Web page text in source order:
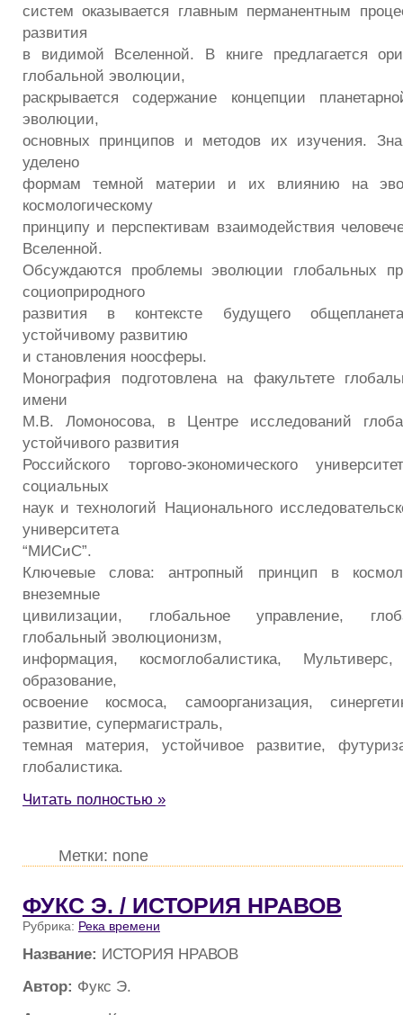
систем оказывается главным перманентным
развития
в видимой Вселенной. В книге предлагается
глобальной эволюции,
раскрывается содержание концепции
эволюции,
основных принципов и методов их изучения.
уделено
формам темной материи и их влиянию на
космологическому
принципу и перспективам взаимодействия
Вселенной.
Обсуждаются проблемы эволюции глобальных
социоприродного
развития в контексте будущего
устойчивому развитию
и становления ноосферы.
Монография подготовлена на факультете
имени
М.В. Ломоносова, в Центре исследований
устойчивого развития
Российского торгово-экономического
социальных
наук и технологий Национального
университета
“МИСиС”.
Ключевые слова: антропный принцип в
внеземные
цивилизации, глобальное управление,
глобальный эволюционизм,
информация, космоглобалистика,
образование,
освоение космоса, самоорганизация,
развитие, супермагистраль,
темная материя, устойчивое развитие,
глобалистика.
Читать полностью »
Метки: none
ФУКС Э. / ИСТОРИЯ НРАВОВ
Рубрика: Река времени
Название: ИСТОРИЯ НРАВОВ
Автор: Фукс Э.